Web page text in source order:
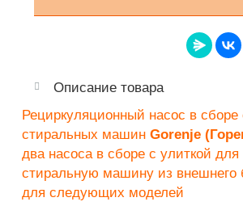
Описание товара
Рециркуляционный насос в сборе
стиральных машин Gorenje
два насоса в сборе с улиткой
стиральную машину из внешнего
для следующих моделей